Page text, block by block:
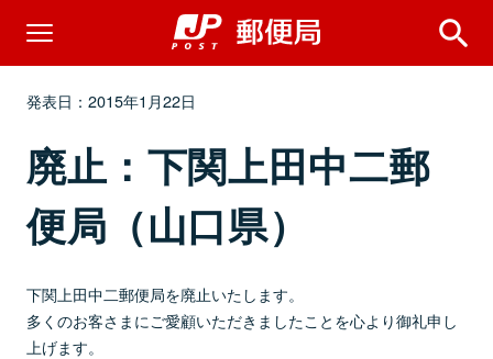
発表日：2015年1月22日
廃止：下関上田中二郵
便局（山口県）
下関上田中二郵便局を廃止いたします。
多くのお客さまにご愛顧いただきましたことを心より御礼申し
上げます。